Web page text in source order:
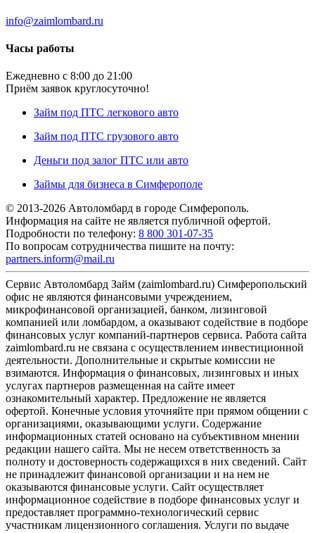
info@zaimlombard.ru
Часы работы
Ежедневно с 8:00 до 21:00
Приём заявок круглосуточно!
Займ под ПТС легкового авто
Займ под ПТС грузового авто
Деньги под залог ПТС или авто
Займы для бизнеса в Симферополе
© 2013-2026 Автоломбард в городе Симферополь.
Информация на сайте не является публичной офертой.
Подробности по телефону: 8 800 301-07-35
По вопросам сотрудничества пишите на почту:
partners.inform@mail.ru
Сервис Автоломбард Займ (zaimlombard.ru) Симферопольский
офис не являются финансовыми учреждением,
микрофинансовой организацией, банком, лизинговой
компанией или ломбардом, а оказывают содействие в подборе
финансовых услуг компаний-партнеров сервиса. Работа сайта
zaimlombard.ru не связана с осуществлением инвестиционной
деятельности. Дополнительные и скрытые комиссии не
взимаются. Информация о финансовых, лизинговых и иных
услугах партнеров размещенная на сайте имеет
ознакомительный характер. Предложение не является
офертой. Конечные условия уточняйте при прямом общении с
организациями, оказывающими услуги. Содержание
информационных статей основано на субъективном мнении
редакции нашего сайта. Мы не несем ответственность за
полноту и достоверность содержащихся в них сведений. Сайт
не принадлежит финансовой организации и на нем не
оказываются финансовые услуги. Сайт осуществляет
информационное содействие в подборе финансовых услуг и
предоставляет программно-технологический сервис
участникам лицензионного соглашения. Услуги по выдаче